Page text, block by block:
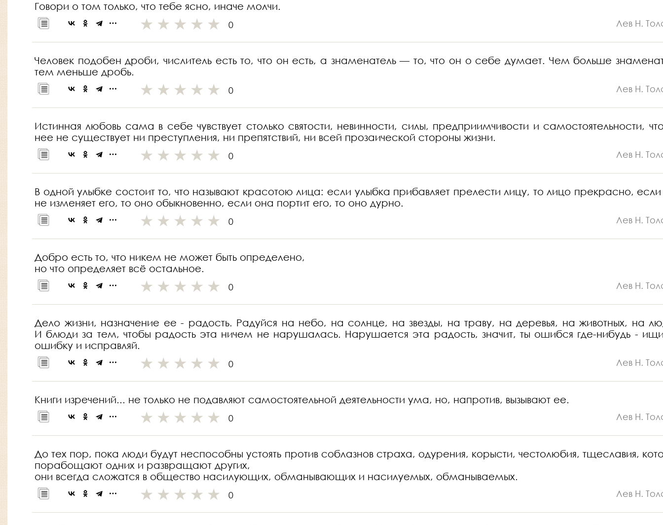
Говори о том только, что тебе ясно, иначе молчи.
0 Лев Н.
Человек подобен дроби, числитель есть то, что он есть, а знаменатель — то, что он о себе думает. Чем больше
тем меньше дробь.
0 Лев Н.
Истинная любовь сама в себе чувствует столько святости, невинности, силы, предприимчивости и самостоятельности,
нее не существует ни преступления, ни препятствий, ни всей прозаической стороны жизни.
0 Лев Н.
В одной улыбке состоит то, что называют красотою лица: если улыбка прибавляет прелести лицу, то лицо прекрасно,
не изменяет его, то оно обыкновенно, если она портит его, то оно дурно.
0 Лев Н.
Добро есть то, что никем не может быть определено,
но что определяет всё остальное.
0 Лев Н.
Дело жизни, назначение ее - радость. Радуйся на небо, на солнце, на звезды, на траву, на деревья, на животных, на
И блюди за тем, чтобы радость эта ничем не нарушалась. Нарушается эта радость, значит, ты ошибся где-нибудь -
ошибку и исправляй.
0 Лев Н.
Книги изречений... не только не подавляют самостоятельной деятельности ума, но, напротив, вызывают ее.
0 Лев Н.
До тех пор, пока люди будут неспособны устоять против соблазнов страха, одурения, корысти, честолюбия, тщеславия,
порабощают одних и развращают других,
они всегда сложатся в общество насилующих, обманывающих и насилуемых, обманываемых.
0 Лев Н.